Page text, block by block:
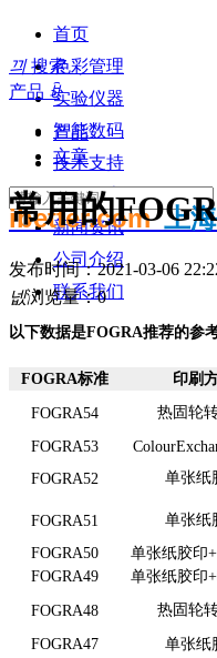
首页
色彩管理
实验仪器
智能数码
技术支持
知识分享
新闻资讯
公司介绍
联系我们
끠 搜索
产品 ꀁ
产品
文章
ibetter.com 上
常用的
发布时间：2021-03-06
넶浏览量：0
以下数据是FOGRA推荐的参
FOGRA标准 印刷
FOGRA54 热固轮
FOGRA53
FOGRA52
单张纸
FOGRA51 单张纸
FOGRA50
单张纸胶印
FOGRA49
单张纸胶印
FOGRA48 热固轮
FOGRA47
单张纸